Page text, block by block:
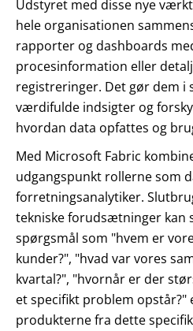
Udstyret med disse nye
hele organisationen
rapporter og dashboards
procesinformation eller
registreringer. Det gør dem i
værdifulde indsigter og
hvordan data opfattes og
Med Microsoft Fabric
udgangspunkt rollerne som
forretningsanalytiker.
tekniske forudsætninger kan
spørgsmål som "hvem er
kunder?", "hvad var vores
kvartal?", "hvornår er der
et specifikt problem opstår?"
produkterne fra dette